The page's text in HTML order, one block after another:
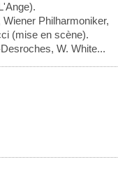
Philharmoniker,
(mise en scène).
W. White...